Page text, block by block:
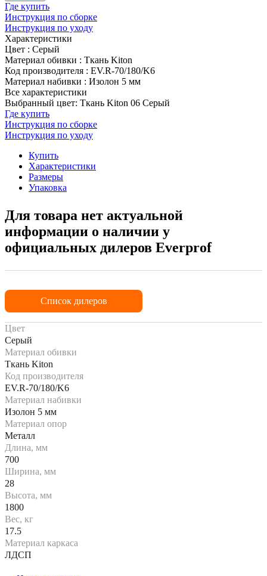
Где купить
Инструкция по сборке
Инструкция по уходу
Характеристики
Цвет : Серый
Материал обивки : Ткань Kiton
Код производителя : EV.R-70/180/K6
Материал набивки : Изолон 5 мм
Все характеристики
Выбранный цвет: Ткань Kiton 06 Серый
Где купить
Инструкция по сборке
Инструкция по уходу
Купить
Характеристики
Размеры
Упаковка
Для товара нет актуальной
информации о наличии у
официальных дилеров Everprof
Список дилеров
Цвет
Серый
Материал обивки
Ткань Kiton
Код производителя
EV.R-70/180/K6
Материал набивки
Изолон 5 мм
Материал опор
Металл
Длина, мм
700
Ширина, мм
28
Высота, мм
1800
Вес, кг
17.5
Материал каркаса
ЛДСП